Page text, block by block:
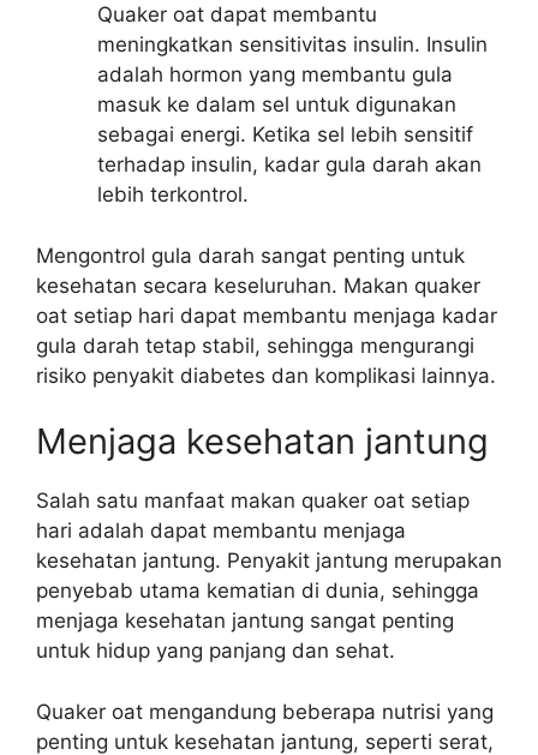
Quaker oat dapat membantu
meningkatkan sensitivitas insulin. Insulin
adalah hormon yang membantu gula
masuk ke dalam sel untuk digunakan
sebagai energi. Ketika sel lebih sensitif
terhadap insulin, kadar gula darah akan
lebih terkontrol.
Mengontrol gula darah sangat penting untuk
kesehatan secara keseluruhan. Makan quaker
oat setiap hari dapat membantu menjaga kadar
gula darah tetap stabil, sehingga mengurangi
risiko penyakit diabetes dan komplikasi lainnya.
Menjaga kesehatan jantung
Salah satu manfaat makan quaker oat setiap
hari adalah dapat membantu menjaga
kesehatan jantung. Penyakit jantung merupakan
penyebab utama kematian di dunia, sehingga
menjaga kesehatan jantung sangat penting
untuk hidup yang panjang dan sehat.
Quaker oat mengandung beberapa nutrisi yang
penting untuk kesehatan jantung, seperti serat,